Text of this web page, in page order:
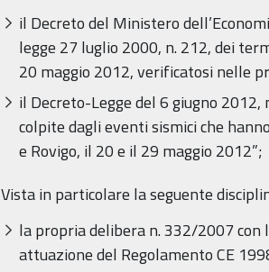
il Decreto del Ministero
legge 27 luglio 2000, n. 212, dei
20 maggio 2012, verificatosi nelle
il Decreto-Legge del 6 giugno
colpite dagli eventi sismici che
e Rovigo, il 20 e il 29 maggio 2012”;
Vista in particolare la seguente
la propria delibera n. 332/2007 con
attuazione del Regolamento CE